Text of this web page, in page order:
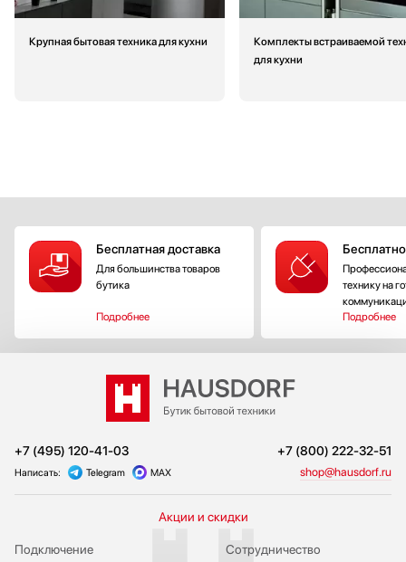
Крупная бытовая техника для кухни
Комплекты встраиваемой
для кухни
Бесплатная доставка
Для большинства товаров
бутика
Подробнее
технику на
Подробнее
+7 (495) 120-41-03 +7 (800) 222-32-51
Написать: Telegram MAX shop@hausdorf.ru
Акции и скидки
Подключение
Сотрудничество